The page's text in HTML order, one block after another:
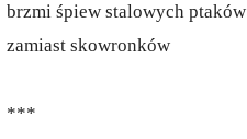
brzmi śpiew stalowych ptaków
zamiast skowronków
***